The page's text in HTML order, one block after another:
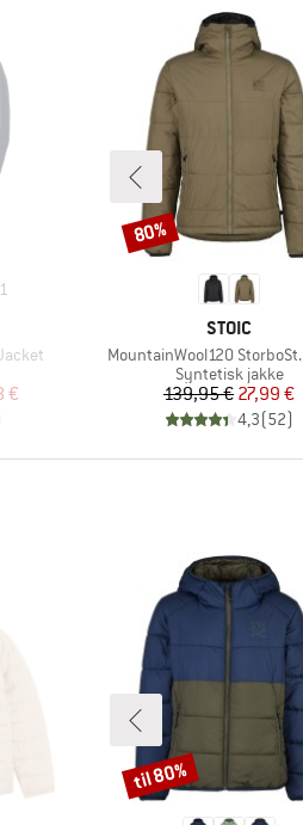
1
€
MÆRKE
STOIC
Artikel
MountainWool120
Produktgruppe
Syntetisk jakke
Pris
139,95 €Nedsat
27,99 €
4,3(52)
Rabat
80%
Rabat
til 80%